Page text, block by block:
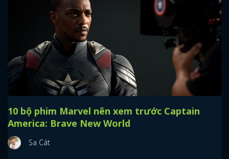
10 bộ phim Marvel nên xem trước Captain
America: Brave New World
Sa Cát